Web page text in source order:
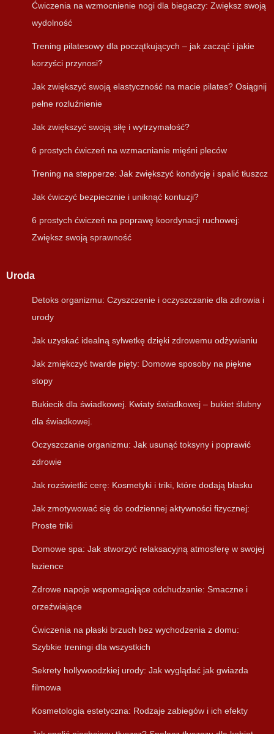
Ćwiczenia na wzmocnienie nogi dla biegaczy: Zwiększ swoją
wydolność
Trening pilatesowy dla początkujących – jak zacząć i jakie
korzyści przynosi?
Jak zwiększyć swoją elastyczność na macie pilates? Osiągnij
pełne rozluźnienie
Jak zwiększyć swoją siłę i wytrzymałość?
6 prostych ćwiczeń na wzmacnianie mięśni pleców
Trening na stepperze: Jak zwiększyć kondycję i spalić tłuszcz
Jak ćwiczyć bezpiecznie i uniknąć kontuzji?
6 prostych ćwiczeń na poprawę koordynacji ruchowej:
Zwiększ swoją sprawność
Uroda
Detoks organizmu: Czyszczenie i oczyszczanie dla zdrowia i
urody
Jak uzyskać idealną sylwetkę dzięki zdrowemu odżywianiu
Jak zmiękczyć twarde pięty: Domowe sposoby na piękne
stopy
Bukiecik dla świadkowej. Kwiaty świadkowej – bukiet ślubny
dla świadkowej.
Oczyszczanie organizmu: Jak usunąć toksyny i poprawić
zdrowie
Jak rozświetlić cerę: Kosmetyki i triki, które dodają blasku
Jak zmotywować się do codziennej aktywności fizycznej:
Proste triki
Domowe spa: Jak stworzyć relaksacyjną atmosferę w swojej
łazience
Zdrowe napoje wspomagające odchudzanie: Smaczne i
orzeźwiające
Ćwiczenia na płaski brzuch bez wychodzenia z domu:
Szybkie treningi dla wszystkich
Sekrety hollywoodzkiej urody: Jak wyglądać jak gwiazda
filmowa
Kosmetologia estetyczna: Rodzaje zabiegów i ich efekty